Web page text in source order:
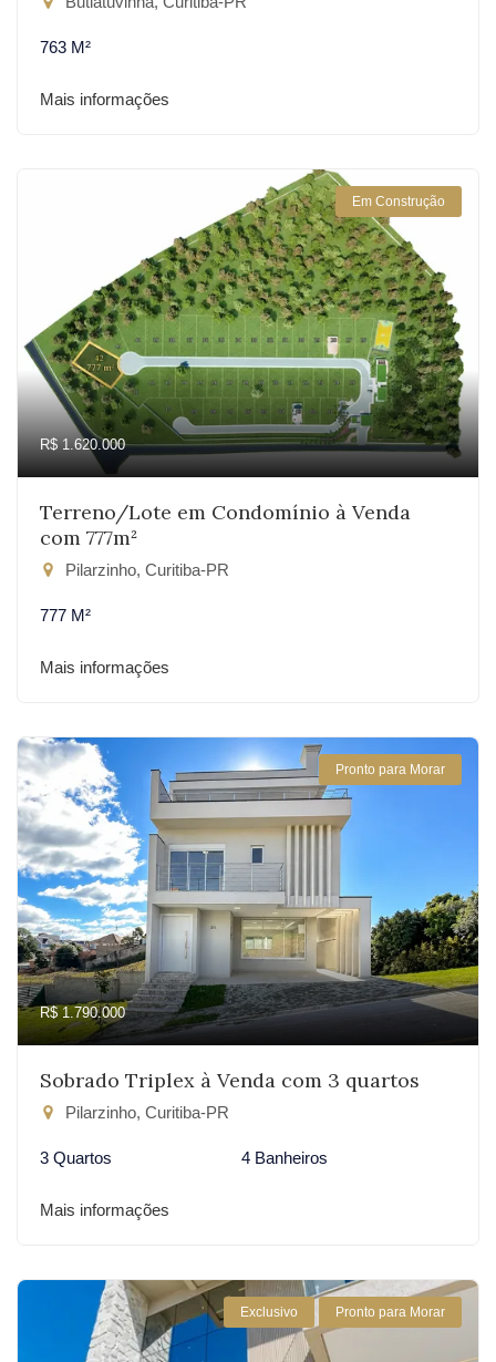
763 M²
Mais informações
Em Construção
R$ 1.620.000
Terreno/Lote em Condomínio à Venda
com 777m²
Pilarzinho, Curitiba-PR
777 M²
Mais informações
Pronto para Morar
R$ 1.790.000
Sobrado Triplex à Venda com 3 quartos
Pilarzinho, Curitiba-PR
3 Quartos 4 Banheiros
Mais informações
Exclusivo Pronto para Morar